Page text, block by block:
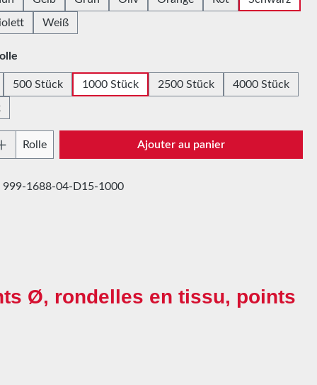
Weiß
500 Stück 1000 Stück 2500 Stück 4000 Stück
produit : Entrez la quantité souhaitée
Rolle Ajouter au panier
999-1688-04-D15-1000
Ø, rondelles en tissu, points